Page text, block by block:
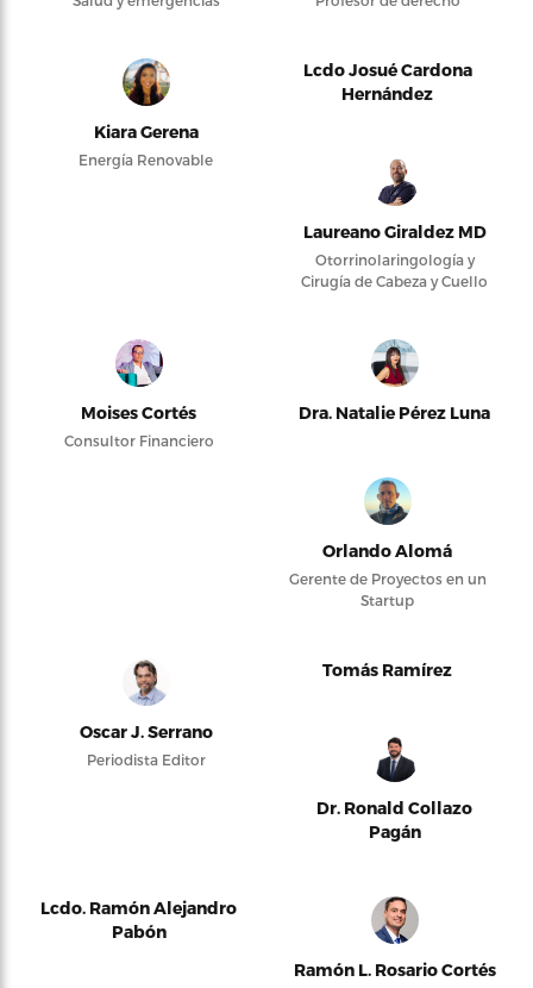
Kiara Gerena
Energía Renovable
Lcdo Josué Cardona
Hernández
Laureano Giraldez MD
Otorrinolaringología y
Cirugía de Cabeza y Cuello
Moises Cortés
Consultor Financiero
Dra. Natalie Pérez Luna
Orlando Alomá
Gerente de Proyectos en un
Startup
Oscar J. Serrano
Periodista Editor
Tomás Ramírez
Dr. Ronald Collazo
Pagán
Lcdo. Ramón Alejandro
Pabón
Ramón L. Rosario Cortés